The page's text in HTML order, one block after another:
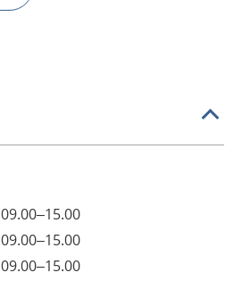
09.00–15.00
09.00–15.00
09.00–15.00